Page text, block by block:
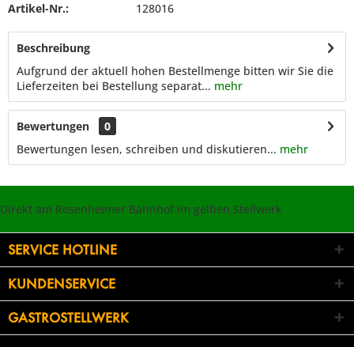
Artikel-Nr.: 128016
Beschreibung
Aufgrund der aktuell hohen Bestellmenge bitten wir Sie die
Lieferzeiten bei Bestellung separat... mehr
Bewertungen
0
Bewertungen lesen, schreiben und diskutieren... mehr
Direkt am Rosenheimer Bahnhof im gelben Stellwerk
SERVICE HOTLINE
KUNDENSERVICE
GASTROSTELLWERK